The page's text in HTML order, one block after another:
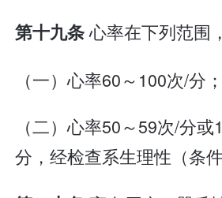
第十九条心率在下列范围
（一）心率60～100次/分；
（二）心率50～59次/分
分，经检查系生理性（条件